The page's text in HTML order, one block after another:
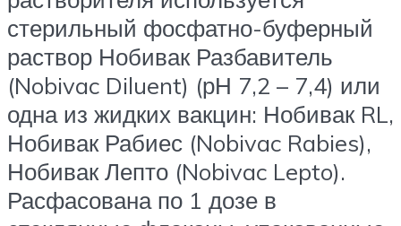
стерильный фосфатно-буферный
раствор Нобивак Разбавитель
(Nobivac Diluent) (рН 7,2 – 7,4) или
одна из жидких вакцин: Нобивак RL,
Нобивак Рабиес (Nobivac Rabies),
Нобивак Лепто (Nobivac Lepto).
Расфасована по 1 дозе в